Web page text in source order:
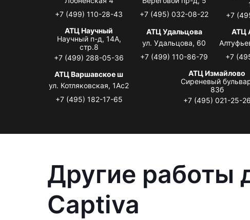
+7 (499) 110-28-43
+7 (495) 032-08-22
+7
АТЦ Научный
Научный п-д, 14А,
стр.8
+7 (499) 288-05-36
АТЦ Удальцова
ул. Удальцова, 60
+7 (499) 110-86-79
АТЦ
+7
АТЦ Варшавское ш
ул. Котляковская, 1Ас2
+7 (495) 182-17-65
АТЦ Измайлово
Сиреневый
83б
+7 (495) 021-25-26
Другие работы
Captiva